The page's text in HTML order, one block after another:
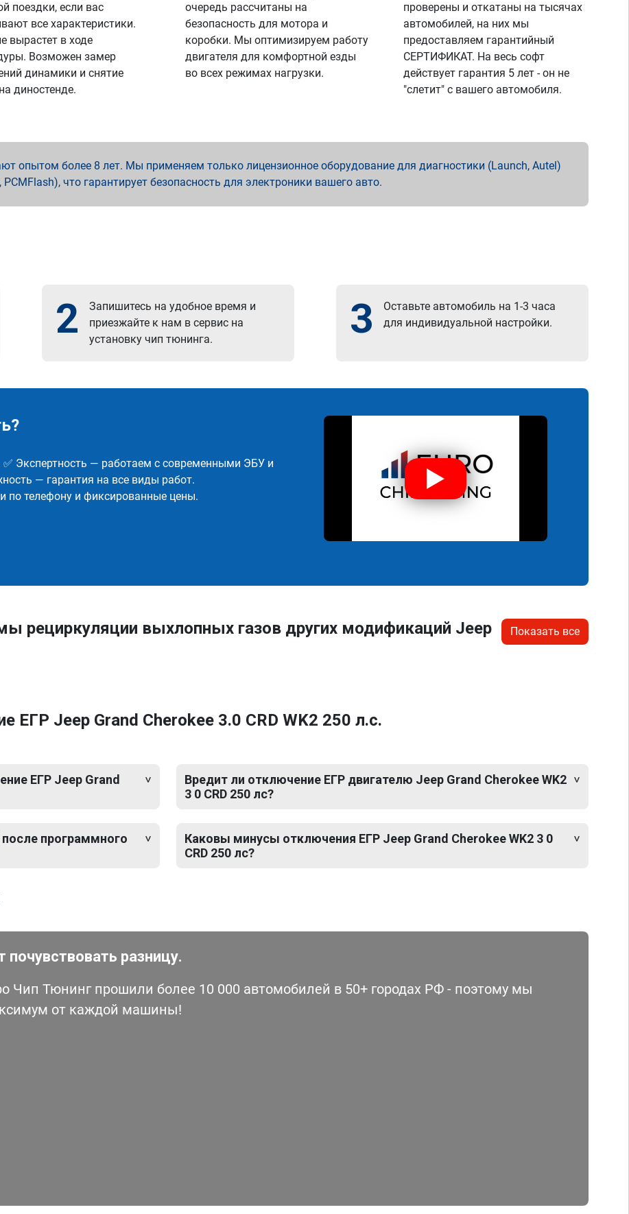
поездки, если вас
все характеристики.
вырастет в ходе
Возможен замер
динамики и снятие
диностенде.
очередь рассчитаны на
безопасность для мотора и
коробки. Мы оптимизируем работу
двигателя для комфортной езды
во всех режимах нагрузки.
проверены и откатаны на тысячах
автомобилей, на них мы
предоставляем гарантийный
СЕРТИФИКАТ. На весь софт
действует гарантия 5 лет - он не
"слетит" с вашего автомобиля.
опытом более 8 лет. Мы применяем только лицензионное оборудование для диагностики (Launch, Autel)
что гарантирует безопасность для электроники вашего авто.
2
Запишитесь на удобное время и
приезжайте к нам в сервис на
установку чип тюнинга.
3
Оставьте автомобиль на 1-3 часа
для индивидуальной настройки.
Экспертность — работаем с современными ЭБУ и
— гарантия на все виды работ.
по телефону и фиксированные цены.
рециркуляции выхлопных газов других модификаций Jeep
Показать все
Jeep Grand Cherokee 3.0 CRD WK2 250 л.с.
ЕГР Jeep Grand
после программного
Вредит ли отключение ЕГР двигателю Jeep Grand Cherokee WK2
3 0 CRD 250 лс?
Каковы минусы отключения ЕГР Jeep Grand Cherokee WK2 3 0
CRD 250 лс?
разницу.
Чип Тюнинг прошили более 10 000 автомобилей в 50+ городах РФ - поэтому мы
от каждой машины!